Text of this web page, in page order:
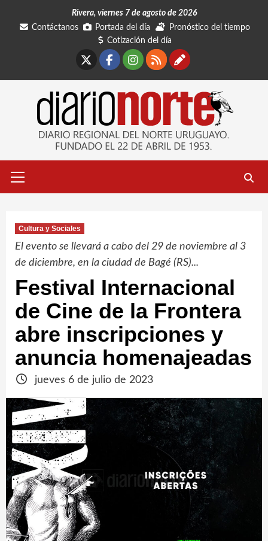
Rivera, viernes 7 de agosto de 2026
Contáctanos
Portada del día
Pronóstico del tiempo
Cotización del día
Facebook
Instagram
RSSContáctanos
primario
Cultura y Sociales
El evento se llevará a cabo del 29 de noviembre al 3
de diciembre, en la ciudad de Bagé (RS)...
Festival Internacional
de Cine de la Frontera
abre inscripciones y
anuncia homenajeadas
jueves 6 de julio de 2023